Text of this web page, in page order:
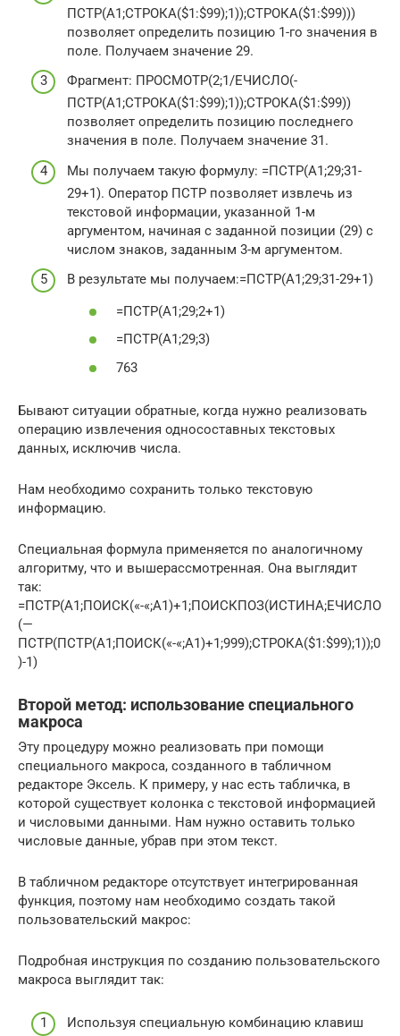
ПСТР(А1;СТРОКА($1:$99);1));СТРОКА($1:$99)))
позволяет определить позицию 1-го значения в
поле. Получаем значение 29.
Фрагмент: ПРОСМОТР(2;1/ЕЧИСЛО(-
ПСТР(А1;СТРОКА($1:$99);1));СТРОКА($1:$99))
позволяет определить позицию последнего
значения в поле. Получаем значение 31.
Мы получаем такую формулу: =ПСТР(А1;29;31-
29+1). Оператор ПСТР позволяет извлечь из
текстовой информации, указанной 1-м
аргументом, начиная с заданной позиции (29) с
числом знаков, заданным 3-м аргументом.
В результате мы получаем:=ПСТР(А1;29;31-29+1)
=ПСТР(А1;29;2+1)
=ПСТР(А1;29;3)
763
Бывают ситуации обратные, когда нужно реализовать
операцию извлечения односоставных текстовых
данных, исключив числа.
Нам необходимо сохранить только текстовую
информацию.
Специальная формула применяется по аналогичному
алгоритму, что и вышерассмотренная. Она выглядит
так:
=ПСТР(А1;ПОИСК(«-«;А1)+1;ПОИСКПОЗ(ИСТИНА;ЕЧИСЛО
(—
ПСТР(ПСТР(А1;ПОИСК(«-«;А1)+1;999);СТРОКА($1:$99);1));0
)-1)
Второй метод: использование специального
макроса
Эту процедуру можно реализовать при помощи
специального макроса, созданного в табличном
редакторе Эксель. К примеру, у нас есть табличка, в
которой существует колонка с текстовой информацией
и числовыми данными. Нам нужно оставить только
числовые данные, убрав при этом текст.
В табличном редакторе отсутствует интегрированная
функция, поэтому нам необходимо создать такой
пользовательский макрос:
Подробная инструкция по созданию пользовательского
макроса выглядит так:
Используя специальную комбинацию клавиш